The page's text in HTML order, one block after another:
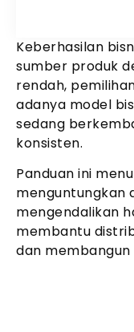
Keberhasilan
sumber produk
rendah,
adanya model
sedang
konsisten.
Panduan ini
menguntungkan
mengendalikan
membantu
dan